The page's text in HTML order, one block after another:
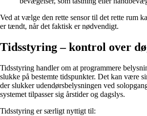
Ved at vælge den rette sensor til det rette rum
er tændt, når det faktisk er nødvendigt.
Tidsstyring – kontrol over
Tidsstyring handler om at programmere
slukke på bestemte tidspunkter. Det kan være
der slukker udendørsbelysningen ved
systemet tilpasser sig årstider og dagslys.
Tidsstyring er særligt nyttigt til: